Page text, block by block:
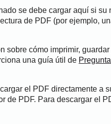
se debe cargar aquí si su
de PDF (por ejemplo,
sobre cómo imprimir,
una guía útil de
el PDF directamente a
de PDF. Para descargar el